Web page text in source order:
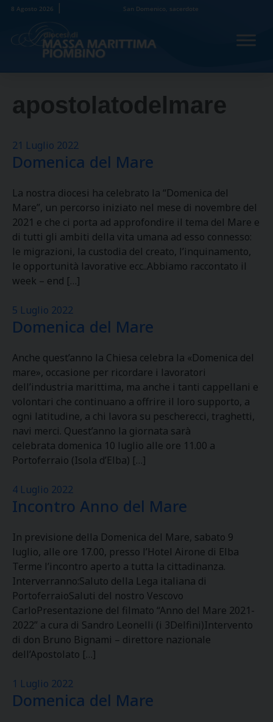
Skip
content
8 Agosto 2026 San Domenico, sacerdote
apostolatodelmare
21 Luglio 2022
Domenica del Mare
La nostra diocesi ha celebrato la “Domenica del
Mare”, un percorso iniziato nel mese di novembre del
2021 e che ci porta ad approfondire il tema del Mare e
di tutti gli ambiti della vita umana ad esso connesso:
le migrazioni, la custodia del creato, l’inquinamento,
le opportunità lavorative ecc..Abbiamo raccontato il
week – end […]
5 Luglio 2022
Domenica del Mare
Anche quest’anno la Chiesa celebra la «Domenica del
mare», occasione per ricordare i lavoratori
dell’industria marittima, ma anche i tanti cappellani e
volontari che continuano a offrire il loro supporto, a
ogni latitudine, a chi lavora su pescherecci, traghetti,
navi merci. Quest’anno la giornata sarà
celebrata domenica 10 luglio alle ore 11.00 a
Portoferraio (Isola d’Elba) […]
4 Luglio 2022
Incontro Anno del Mare
In previsione della Domenica del Mare, sabato 9
luglio, alle ore 17.00, presso l’Hotel Airone di Elba
Terme l’incontro aperto a tutta la cittadinanza.
Interverranno:Saluto della Lega italiana di
PortoferraioSaluti del nostro Vescovo
CarloPresentazione del filmato “Anno del Mare 2021-
2022” a cura di Sandro Leonelli (i 3Delfini)Intervento
di don Bruno Bignami – direttore nazionale
dell’Apostolato […]
1 Luglio 2022
Domenica del Mare